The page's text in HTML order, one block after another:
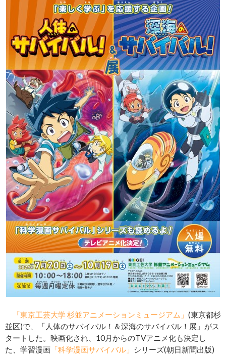
「東京工芸大学 杉並アニメーションミュージアム」 (東京都杉
並区)で、「人体のサバイバル！＆深海のサバイバル！展」がス
タートした。映画化され、10月からのTVアニメ化も決定し
た、学習漫画 「科学漫画サバイバル」 シリーズ(朝日新聞出版)